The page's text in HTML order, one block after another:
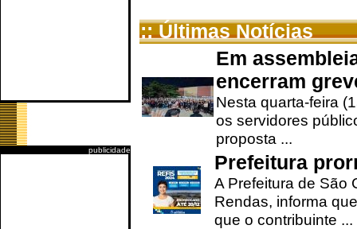
publicidade
:: Últimas Notícias
Em
encerram
Nesta quarta-feira
os servidores
proposta ...
Prefeitura
A Prefeitura de São
Rendas, informa
que o contribuinte ...